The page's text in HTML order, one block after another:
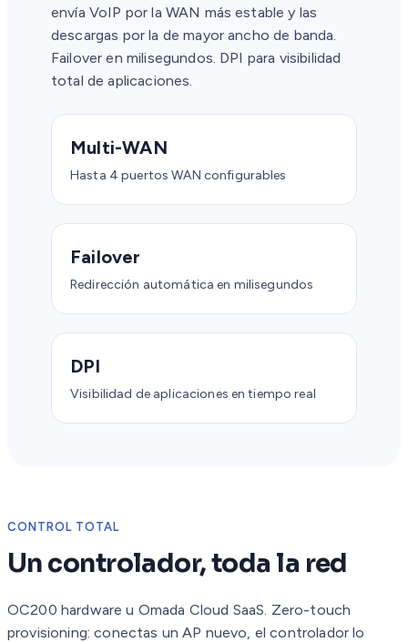
envía VoIP por la WAN más estable y las
descargas por la de mayor ancho de banda.
Failover en milisegundos. DPI para visibilidad
total de aplicaciones.
Multi-WAN
Hasta 4 puertos WAN configurables
Failover
Redirección automática en milisegundos
DPI
Visibilidad de aplicaciones en tiempo real
CONTROL TOTAL
Un controlador, toda la red
OC200 hardware u Omada Cloud SaaS. Zero-touch
provisioning: conectas un AP nuevo, el controlador lo